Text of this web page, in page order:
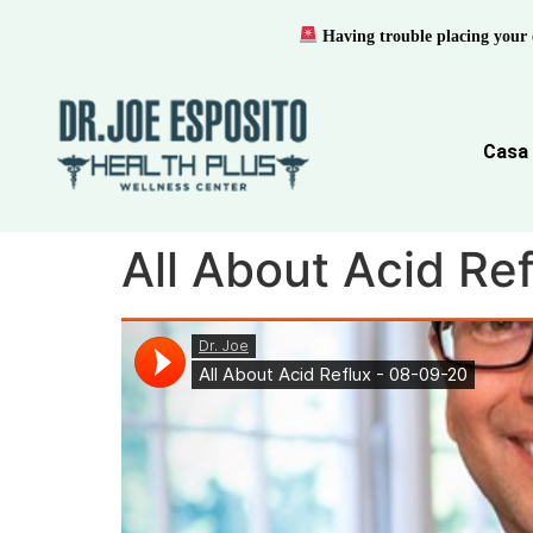
Casa
All About Acid
Having trouble placing your